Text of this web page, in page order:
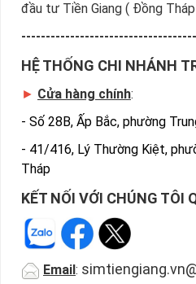
đầu tư Tiền Giang ( Đồng
HỆ THỐNG CHI NHÁNH
► Cửa hàng chính:
- Số 28B, Ấp Bắc, phường
- 41/416, Lý Thường Kiệt,
Tháp
KẾT NỐI VỚI CHÚNG TÔI
Email: